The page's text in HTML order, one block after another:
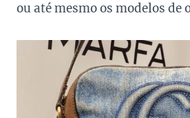
ou até mesmo os modelos de